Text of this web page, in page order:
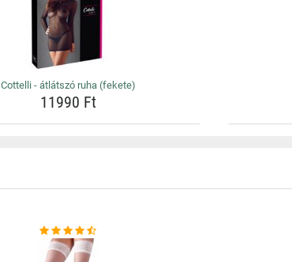
Cottelli - átlátszó ruha (fekete)
11990 Ft